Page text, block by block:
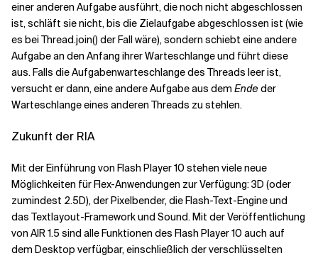
einer anderen Aufgabe ausführt, die noch nicht abgeschlossen
ist, schläft sie nicht, bis die Zielaufgabe abgeschlossen ist (wie
es bei Thread.join() der Fall wäre), sondern schiebt eine andere
Aufgabe an den Anfang ihrer Warteschlange und führt diese
aus. Falls die Aufgabenwarteschlange des Threads leer ist,
versucht er dann, eine andere Aufgabe aus dem Endeder
Warteschlange eines anderen Threads zu stehlen.
Zukunft der RIA
Mit der Einführung von Flash Player 10 stehen viele neue
Möglichkeiten für Flex-Anwendungen zur Verfügung: 3D (oder
zumindest 2.5D), der Pixelbender, die Flash-Text-Engine und
das Textlayout-Framework und Sound. Mit der Veröffentlichung
von AIR 1.5 sind alle Funktionen des Flash Player 10 auch auf
dem Desktop verfügbar, einschließlich der verschlüsselten